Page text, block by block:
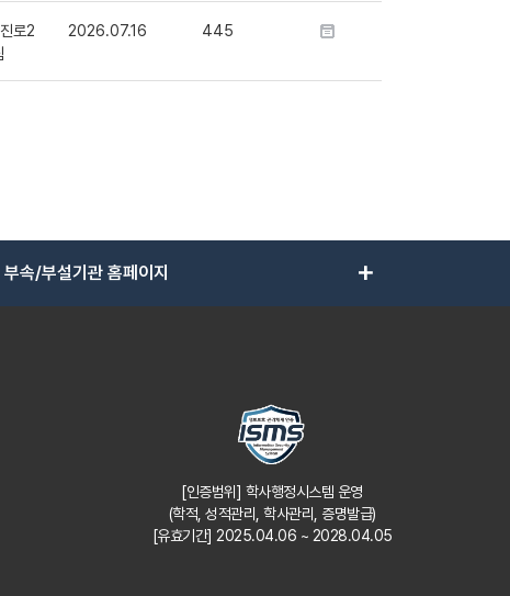
로2
2026.07.16 445
부속/부설기관 홈페이지 add
[인증범위] 학사행정시스템 운영
(학적, 성적관리, 학사관리, 증명발급)
[유효기간] 2025.04.06 ~ 2028.04.05